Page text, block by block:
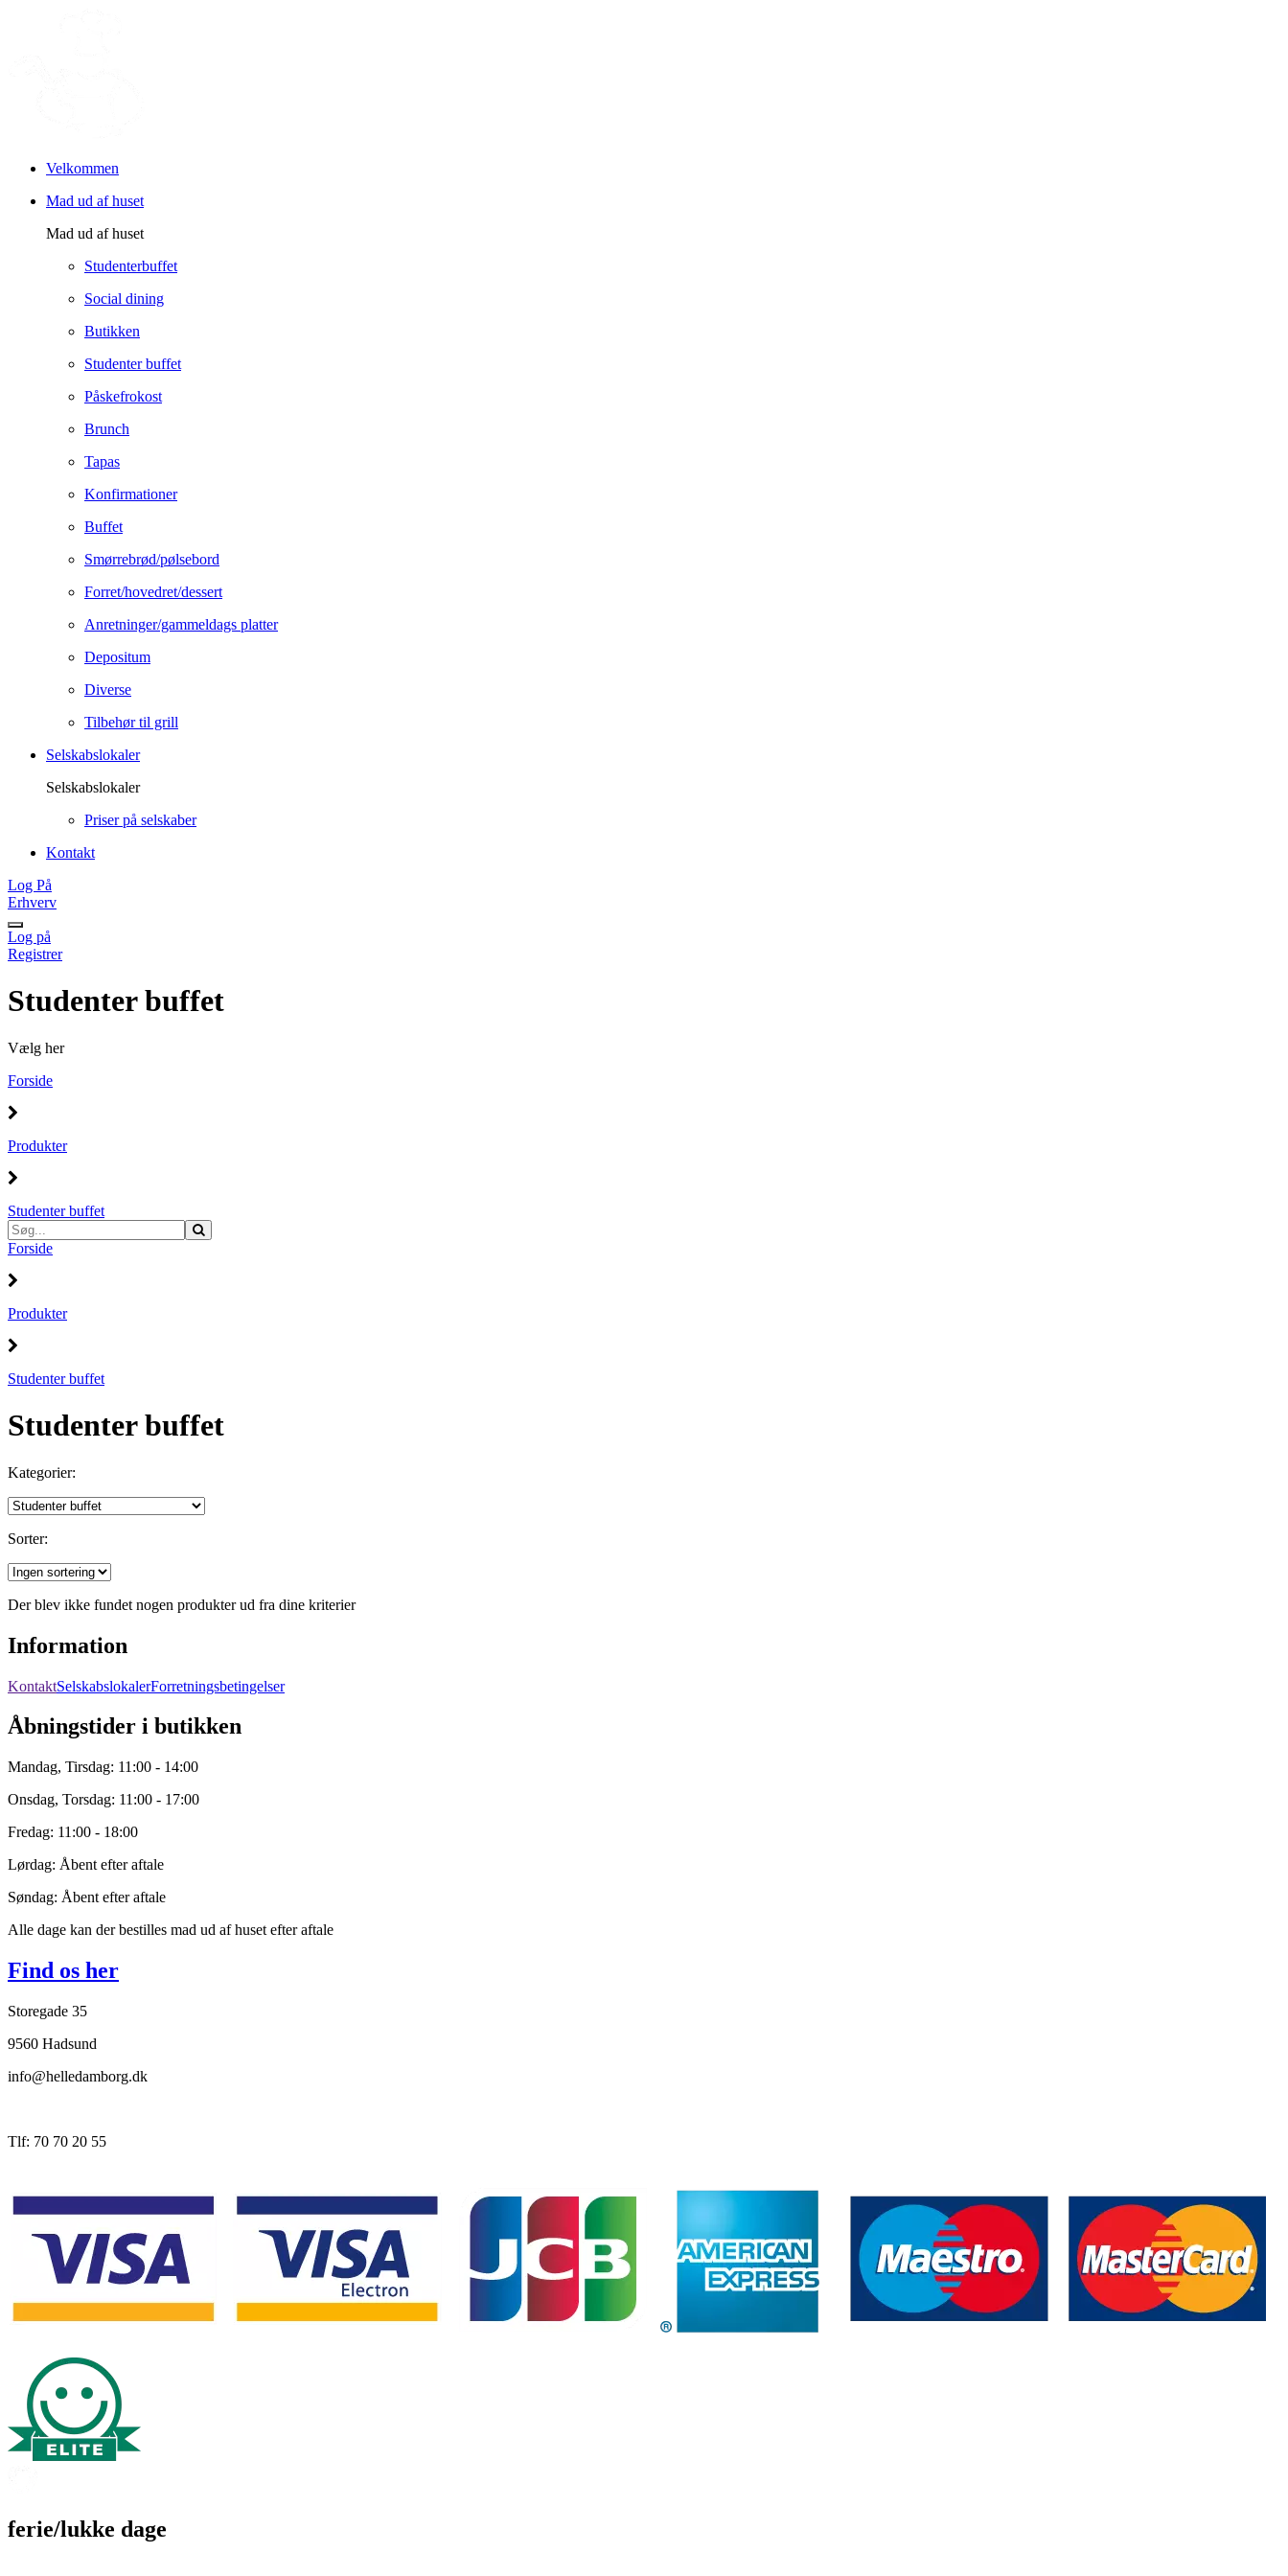
Velkommen
Mad ud af huset
Mad ud af huset
Studenterbuffet
Social dining
Butikken
Studenter buffet
Påskefrokost
Brunch
Tapas
Konfirmationer
Buffet
Smørrebrød/pølsebord
Forret/hovedret/dessert
Anretninger/gammeldags platter
Depositum
Diverse
Tilbehør til grill
Selskabslokaler
Selskabslokaler
Priser på selskaber
Kontakt
Log På
Erhverv
Log på
Registrer
Studenter buffet
Vælg her
Forside
Produkter
Studenter buffet
Forside
Produkter
Studenter buffet
Studenter buffet
Kategorier:
Sorter:
Der blev ikke fundet nogen produkter ud fra dine kriterier
Information
KontaktSelskabslokalerForretningsbetingelser
Åbningstider i butikken
Mandag, Tirsdag: 11:00 - 14:00
Onsdag, Torsdag: 11:00 - 17:00
Fredag: 11:00 - 18:00
Lørdag: Åbent efter aftale
Søndag: Åbent efter aftale
Alle dage kan der bestilles mad ud af huset efter aftale
Find os her
Storegade 35
9560 Hadsund
info@helledamborg.dk
Tlf: 70 70 20 55
ferie/lukke dage